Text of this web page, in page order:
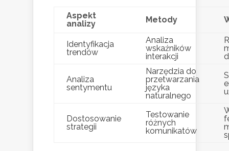
Aspekt
analizy
Metody
Identyfikacja
trendów
Analiza
wskaźników
interakcji
Analiza
sentymentu
Narzędzia do
przetwarzania
języka
naturalnego
Dostosowanie
strategii
Testowanie
różnych
komunikatów